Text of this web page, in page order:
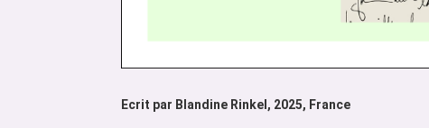
Ecrit par Blandine Rinkel, 2025, France